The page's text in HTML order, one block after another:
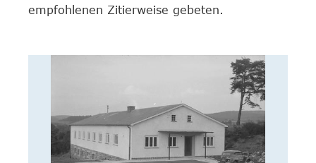
empfohlenen Zitierweise gebeten.